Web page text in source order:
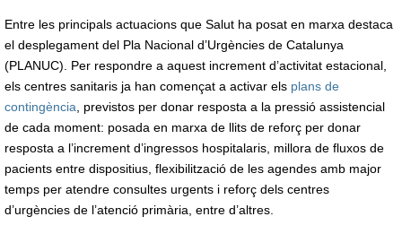
Entre les principals actuacions que Salut ha posat en marxa destaca
el desplegament del Pla Nacional d’Urgències de Catalunya
(PLANUC). Per respondre a aquest increment d’activitat estacional,
els centres sanitaris ja han començat a activar els plans de
contingència, previstos per donar resposta a la pressió assistencial
de cada moment: posada en marxa de llits de reforç per donar
resposta a l’increment d’ingressos hospitalaris, millora de fluxos de
pacients entre dispositius, flexibilització de les agendes amb major
temps per atendre consultes urgents i reforç dels centres
d’urgències de l’atenció primària, entre d’altres.